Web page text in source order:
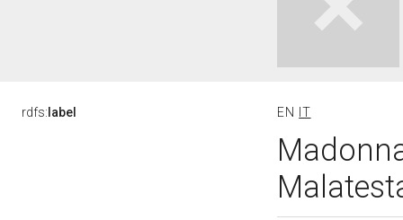
rdfs: label EN IT